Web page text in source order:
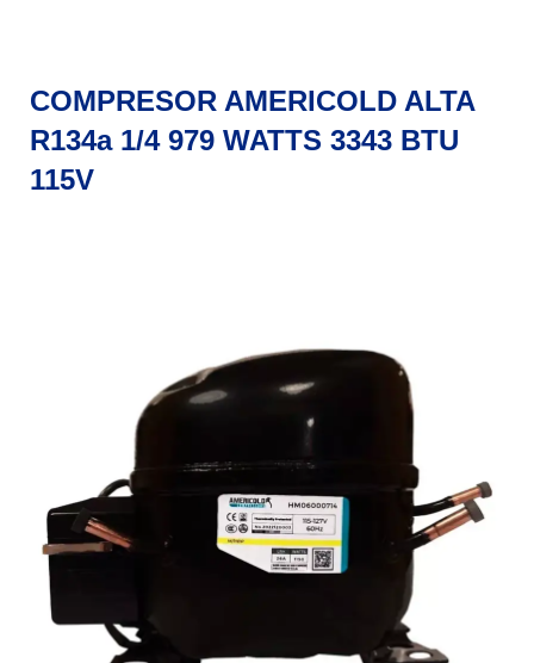
COMPRESOR AMERICOLD ALTA
R134a 1/4 979 WATTS 3343 BTU
115V